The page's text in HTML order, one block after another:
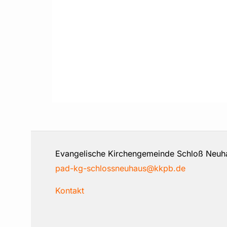
Evangelische Kirchengemeinde Schloß
pad-kg-schlossneuhaus@kkpb.de
Kontakt